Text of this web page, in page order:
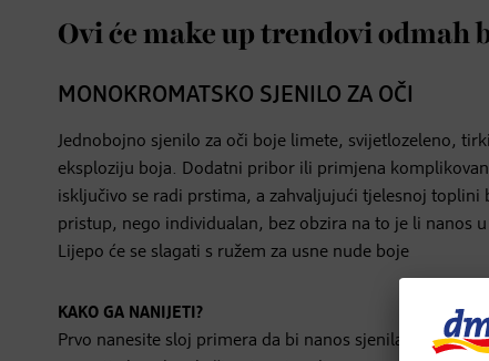
Ovi će make up trendovi odmah
MONOKROMATSKO SJENILO ZA OČI
Jednobojno sjenilo za oči boje limete, svijetlozeleno,
eksploziju boja. Dodatni pribor ili primjena
isključivo se radi prstima, a zahvaljujući tjelesnoj
pristup, nego individualan, bez obzira na to je li nanos
Lijepo će se slagati s ružem za usne nude boje
KAKO GA NANIJETI?
Prvo nanesite sloj primera da bi nanos sjenila bio duže